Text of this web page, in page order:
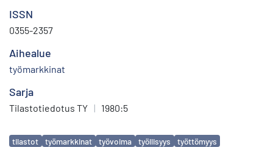
ISSN
0355-2357
Aihealue
työmarkkinat
Sarja
Tilastotiedotus TY | 1980:5
Avainsanat
tilastot työmarkkinat työvoima työllisyys työttömyys